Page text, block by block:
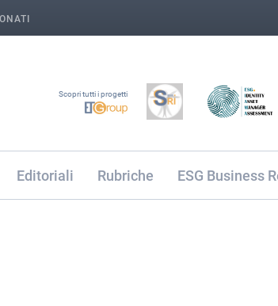
Scopri tutti i progetti
Editoriali Rubriche ESG Business